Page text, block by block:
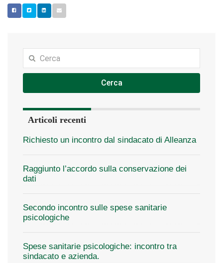
Cerca
Articoli recenti
Richiesto un incontro dal sindacato di Alleanza
Raggiunto l’accordo sulla conservazione dei
dati
Secondo incontro sulle spese sanitarie
psicologiche
Spese sanitarie psicologiche: incontro tra
sindacato e azienda.